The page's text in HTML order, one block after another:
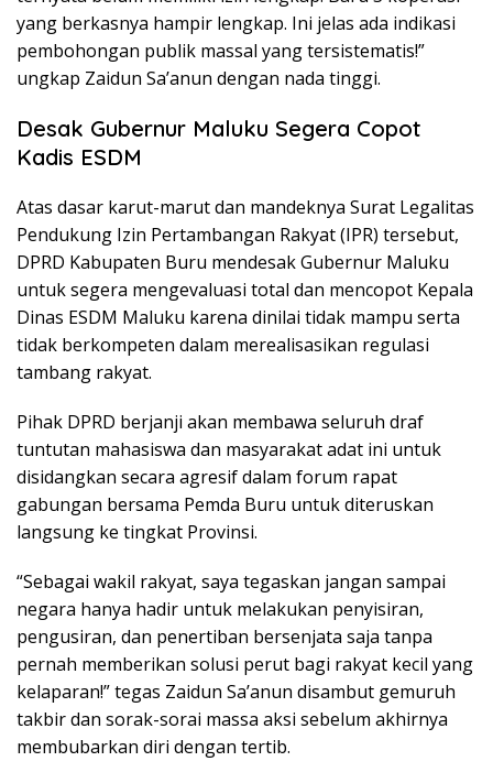
yang berkasnya hampir lengkap. Ini jelas ada indikasi
pembohongan publik massal yang tersistematis!”
ungkap Zaidun Sa’anun dengan nada tinggi.
Desak Gubernur Maluku Segera Copot
Kadis ESDM
Atas dasar karut-marut dan mandeknya Surat Legalitas
Pendukung Izin Pertambangan Rakyat (IPR) tersebut,
DPRD Kabupaten Buru mendesak Gubernur Maluku
untuk segera mengevaluasi total dan mencopot Kepala
Dinas ESDM Maluku karena dinilai tidak mampu serta
tidak berkompeten dalam merealisasikan regulasi
tambang rakyat.
Pihak DPRD berjanji akan membawa seluruh draf
tuntutan mahasiswa dan masyarakat adat ini untuk
disidangkan secara agresif dalam forum rapat
gabungan bersama Pemda Buru untuk diteruskan
langsung ke tingkat Provinsi.
“Sebagai wakil rakyat, saya tegaskan jangan sampai
negara hanya hadir untuk melakukan penyisiran,
pengusiran, dan penertiban bersenjata saja tanpa
pernah memberikan solusi perut bagi rakyat kecil yang
kelaparan!” tegas Zaidun Sa’anun disambut gemuruh
takbir dan sorak-sorai massa aksi sebelum akhirnya
membubarkan diri dengan tertib.